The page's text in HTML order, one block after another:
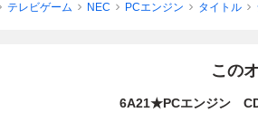
テレビゲーム NEC PCエンジン タイトル
この
6A21★PCエンジン